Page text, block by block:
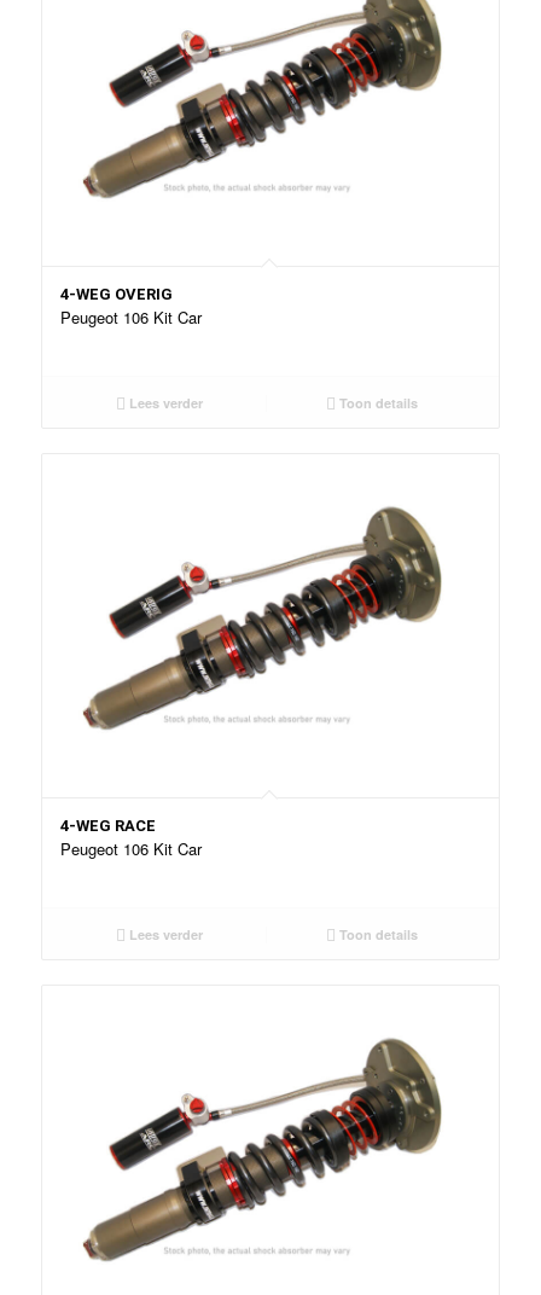
4-WEG OVERIG
Peugeot 106 Kit Car
Lees verder Toon details
4-WEG RACE
Peugeot 106 Kit Car
Lees verder Toon details